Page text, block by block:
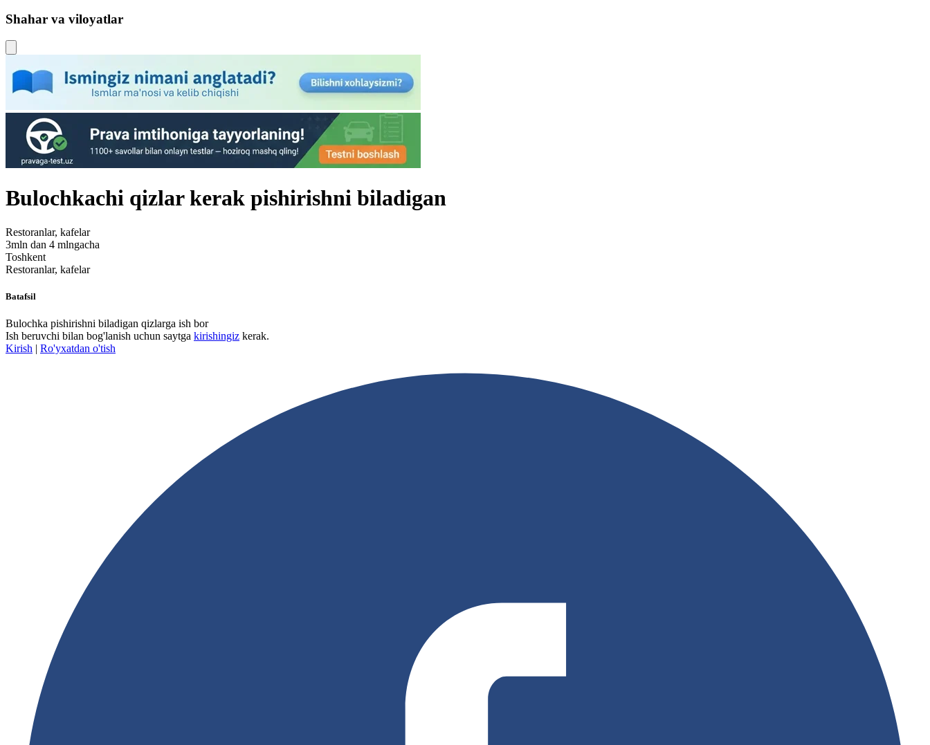
Shahar va viloyatlar
Bulochkachi qizlar kerak pishirishni biladigan
Restoranlar, kafelar
3mln dan 4 mlngacha
Toshkent
Restoranlar, kafelar
Batafsil
Bulochka pishirishni biladigan qizlarga ish bor
Ish beruvchi bilan bog'lanish uchun saytga kirishingiz kerak.
Kirish | Ro'yxatdan o'tish